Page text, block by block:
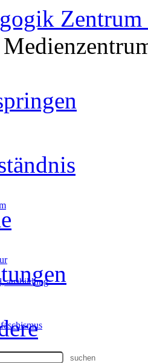
Zentrum
ausbildung